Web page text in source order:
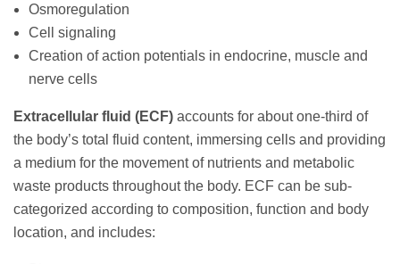
Osmoregulation
Cell signaling
Creation of action potentials in endocrine, muscle and
nerve cells
Extracellular fluid (ECF) accounts for about one-third of
the body’s total fluid content, immersing cells and providing
a medium for the movement of nutrients and metabolic
waste products throughout the body. ECF can be sub-
categorized according to composition, function and body
location, and includes: